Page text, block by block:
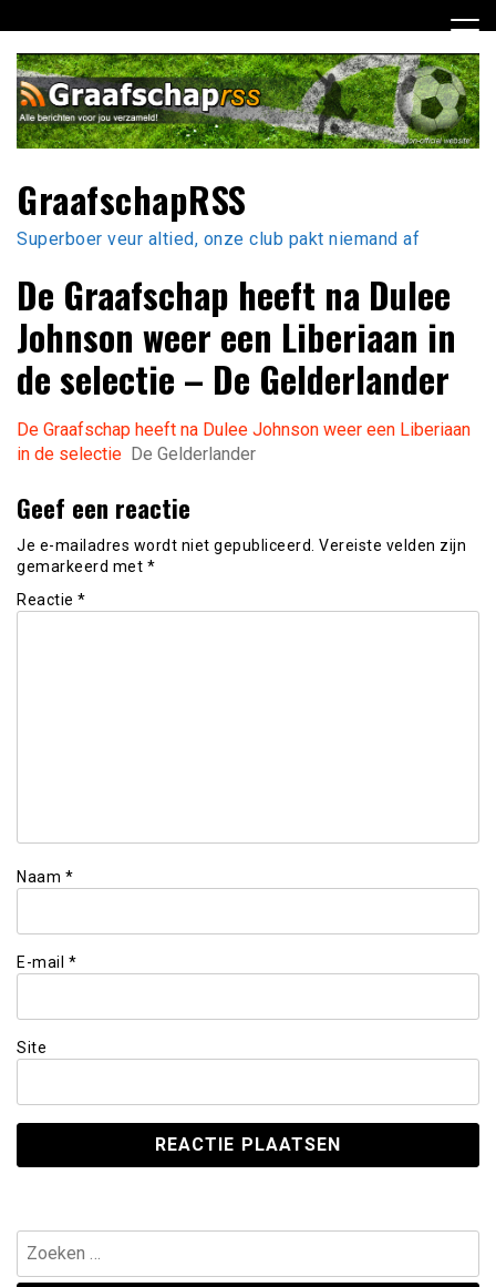
naar
inhoud
GraafschapRSS
Superboer veur altied, onze club pakt niemand af
De Graafschap heeft na Dulee
Johnson weer een Liberiaan in
de selectie – De Gelderlander
De Graafschap heeft na Dulee Johnson weer een Liberiaan
in de selectie De Gelderlander
Geef een reactie
Je e-mailadres wordt niet gepubliceerd. Vereiste velden zijn
gemarkeerd met *
Reactie *
Naam *
E-mail *
Site
Zoeken
naar: